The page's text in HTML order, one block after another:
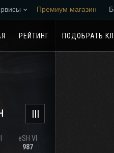
Премиум магазин
РЕЙТИНГ ПОДОБРАТЬ
III
eSH VI
987